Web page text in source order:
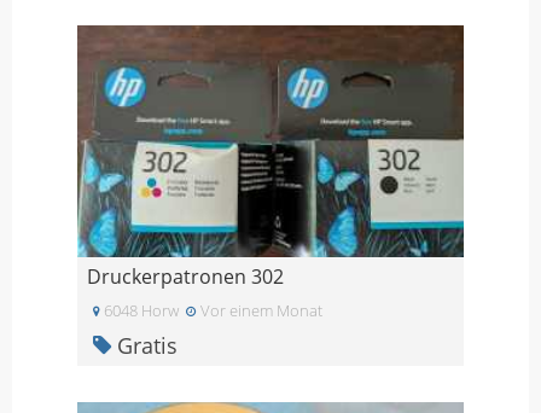
Druckerpatronen 302
6048 Horw Vor einem Monat
Gratis